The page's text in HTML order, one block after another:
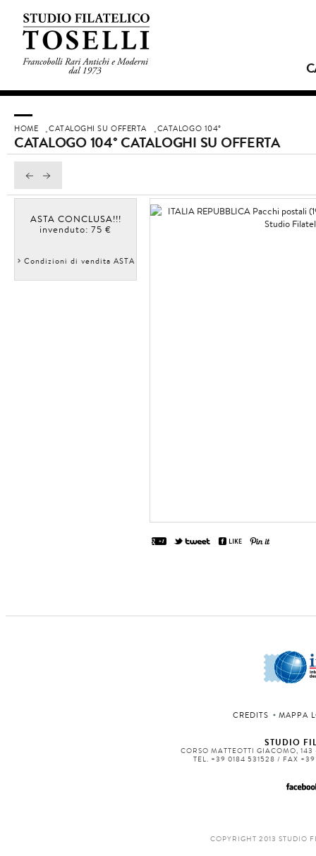
HOME CATALOGHI SU OFFERTA CATALOGO 104°
CATALOGO 104° CATALOGHI SU OFFERTA
ASTA CONCLUSA!!!
invenduto: 75 €
Condizioni di vendita ASTA
CREDITS MAPPA
STUDIO
CORSO MATTEOTTI GIACOMO,
TEL. +39 0184 531528 / FAX
COPYRIGHT 2013 STUDIO